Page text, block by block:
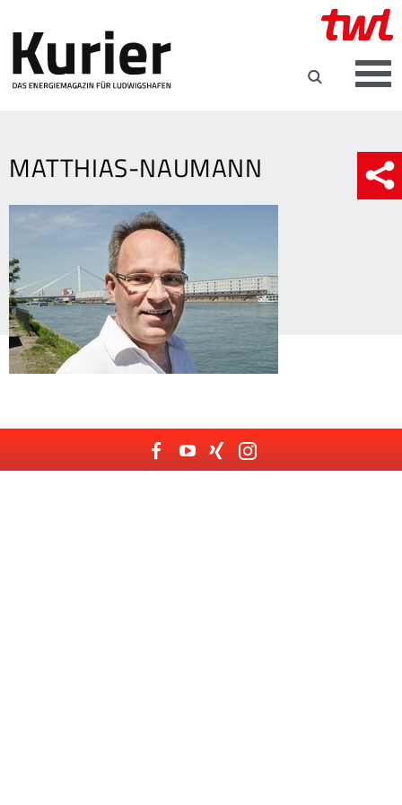
MATTHIAS-NAUMANN